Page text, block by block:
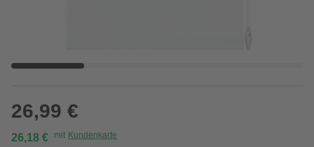
26,99 €
26,18 € mit Kundenkarte